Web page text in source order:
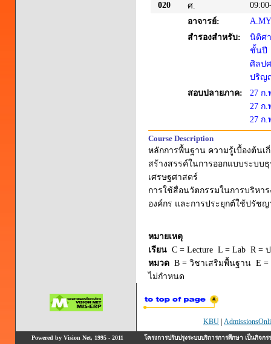
020 ศ.
อาจารย์:
สำรองสำหรับ:
นิติศ
ชั้นปี
ศิลป
ปริญ
สอบปลายภาค:
27 ก.
27 ก.
27 ก.
Course Description
หลักการพื้นฐาน ความรู้เบื้องต้นเ
สร้างสรรค์ในการออกแบบระบบ
เศรษฐศาสตร์
การใช้สื่อนวัตกรรมในการบริหา
องค์กร และการประยุกต์ใช้ปรัชญ
หมายเหตุ
เรียน C = Lecture L = Lab R =
หมวด B = วิชาเสริมพื้นฐาน E
ไม่กำหนด
KBU
Powered by Vision Net, 1995 - 2011 โครงการปรับปรุงระบบบริการการศึกษา เป็นกิ